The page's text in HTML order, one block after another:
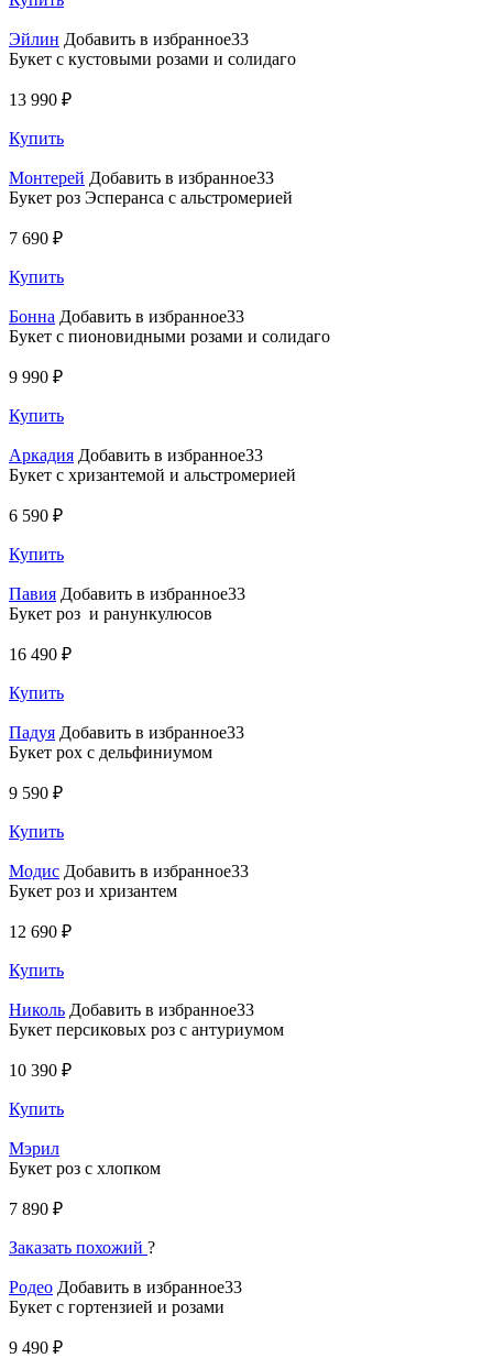
Эйлин Добавить в избранное33
Букет с кустовыми розами и солидаго
13 990 ₽
Купить
Монтерей Добавить в избранное33
Букет роз Эсперанса с альстромерией
7 690 ₽
Купить
Бонна Добавить в избранное33
Букет с пионовидными розами и солидаго
9 990 ₽
Купить
Аркадия Добавить в избранное33
Букет с хризантемой и альстромерией
6 590 ₽
Купить
Павия Добавить в избранное33
Букет роз и ранункулюсов
16 490 ₽
Купить
Падуя Добавить в избранное33
Букет рох с дельфиниумом
9 590 ₽
Купить
Модис Добавить в избранное33
Букет роз и хризантем
12 690 ₽
Купить
Николь Добавить в избранное33
Букет персиковых роз с антуриумом
10 390 ₽
Купить
Мэрил
Букет роз с хлопком
7 890 ₽
Заказать похожий ?
Родео Добавить в избранное33
Букет с гортензией и розами
9 490 ₽